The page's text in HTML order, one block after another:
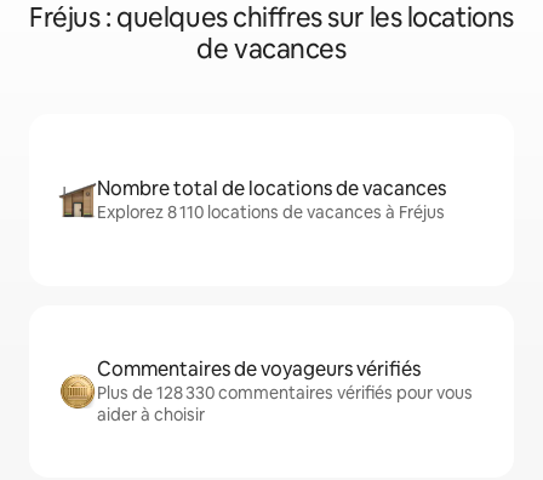
Fréjus : quelques chiffres sur les locations
de vacances
Nombre total de locations de vacances
Explorez 8 110 locations de vacances à Fréjus
Commentaires de voyageurs vérifiés
Plus de 128 330 commentaires vérifiés pour vous
aider à choisir